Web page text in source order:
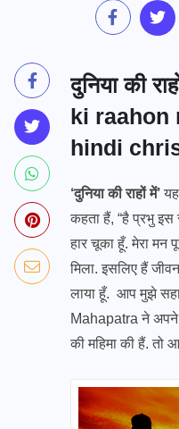
दुनिया की
ki raahon
hindi
‘दुनिया की राहों में’
कहता हैं, “है प्रभु इस
हार चूका हूँ. मेरा मन
मिला. इसलिए हैं
लाया हूँ. आप मुझे
Mahapatra ने
की महिमा की हैं. तो